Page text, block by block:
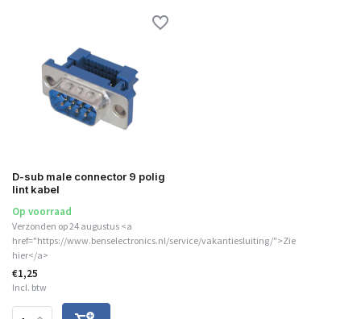
D-sub male connector 9 polig
lint kabel
Op voorraad
Verzonden op 24 augustus <a
href="https://www.benselectronics.nl/service/vakantiesluiting/">Zie
hier</a>
€1,25
Incl. btw